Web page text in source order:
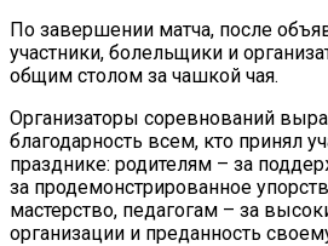
По завершении матча, после
участники, болельщики и
общим столом за чашкой чая.
Организаторы соревнований
благодарность всем, кто принял
празднике: родителям – за
за продемонстрированное
мастерство, педагогам – за
организации и преданность